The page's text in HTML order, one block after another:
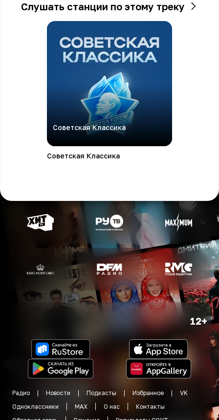
Слушать станции по этому треку
Советская Классика
Советская Классика
12+
Радио Новости Подкасты Избранное
VK
Одноклассники
MAX О нас
Контакты